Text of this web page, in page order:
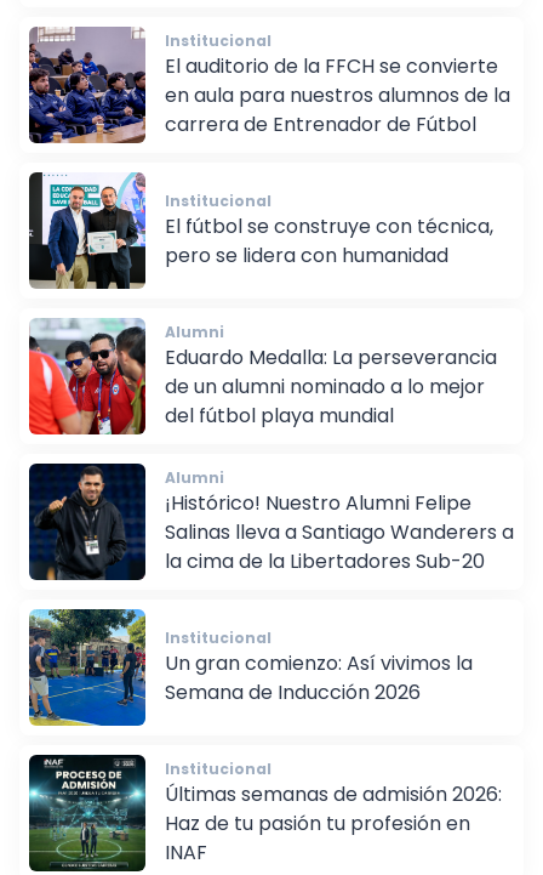
Institucional
El auditorio de la FFCH se convierte
en aula para nuestros alumnos de la
Institucional
El fútbol se construye con técnica,
pero se lidera con humanidad
Alumni
Eduardo Medalla: La perseverancia
de un alumni nominado a lo mejor
del fútbol playa mundial
Alumni
¡Histórico! Nuestro Alumni Felipe
Salinas lleva a Santiago Wanderers a
Institucional
Un gran comienzo: Así vivimos la
Institucional
Últimas semanas de admisión 2026:
Haz de tu pasión tu profesión en